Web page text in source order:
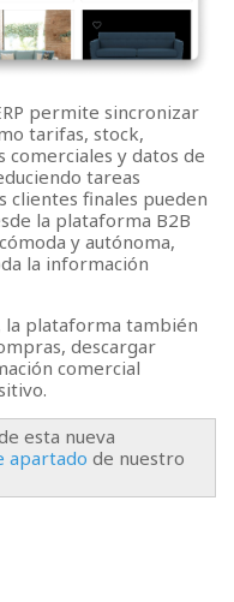
permite sincronizar
tarifas, stock,
comerciales y datos de
tareas
clientes finales pueden
la plataforma B2B
y autónoma,
la información
la plataforma también
descargar
comercial
esta nueva
apartado de nuestro